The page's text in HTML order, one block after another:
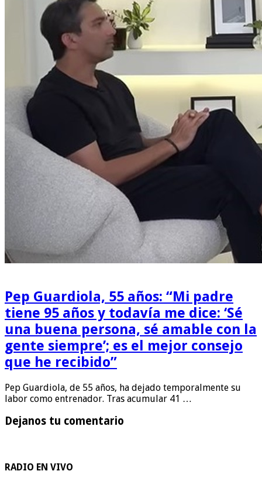
Pep Guardiola, 55 años: “Mi padre
tiene 95 años y todavía me dice: ‘Sé
una buena persona, sé amable con la
gente siempre’; es el mejor consejo
que he recibido”
Pep Guardiola, de 55 años, ha dejado temporalmente su
labor como entrenador. Tras acumular 41 …
Dejanos tu comentario
RADIO EN VIVO